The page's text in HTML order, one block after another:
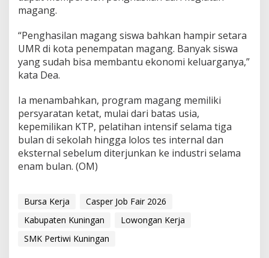
magang.
“Penghasilan magang siswa bahkan hampir setara
UMR di kota penempatan magang. Banyak siswa
yang sudah bisa membantu ekonomi keluarganya,”
kata Dea.
Ia menambahkan, program magang memiliki
persyaratan ketat, mulai dari batas usia,
kepemilikan KTP, pelatihan intensif selama tiga
bulan di sekolah hingga lolos tes internal dan
eksternal sebelum diterjunkan ke industri selama
enam bulan. (OM)
Bursa Kerja
Casper Job Fair 2026
Kabupaten Kuningan
Lowongan Kerja
SMK Pertiwi Kuningan